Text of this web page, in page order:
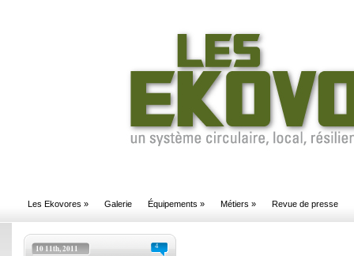
Les Ekovores » Galerie Équipements » Métiers » Revue de presse
4
10 11th, 2011